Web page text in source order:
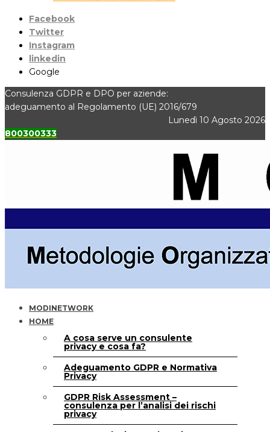
Facebook
Twitter
Instagram
linkedin
Google
Consulenza GDPR e DPO per aziende:
adeguamento al Regolamento (UE) 2016/679
Lunedì 10 Agosto 2026
800300333
MODINETWORK
HOME
A cosa serve un consulente
privacy e cosa fa?
Adeguamento GDPR e Normativa
Privacy
GDPR Risk Assessment –
consulenza per l’analisi dei rischi
privacy